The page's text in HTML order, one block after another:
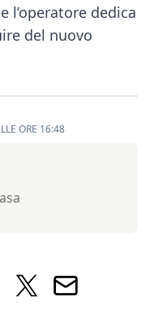
l’operatore dedica
del nuovo
ORE 16:48